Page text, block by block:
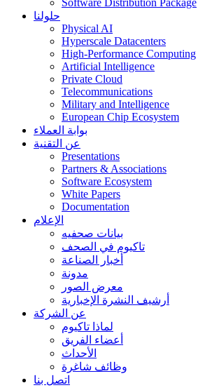
حلولنا
Physical AI
Hyperscale Datacenters
High-Performance Computing
Artificial Intelligence
Private Cloud
Telecommunications
Military and Intelligence
European Chip Ecosystem
بوابة العملاء
عن التقنية
Presentations
Partners & Associations
Software Ecosystem
White Papers
Documentation
الإعلام
بيانات صحفيه
تاكيوم في الصحف
أخبار الصناعة
مدونة
معرض الصور
أرشيف النشرة الإخبارية
عن الشركة
لماذا تاكيوم
أعضاء الفريق
الأحداث
وظائف شاغرة
اتصل بنا